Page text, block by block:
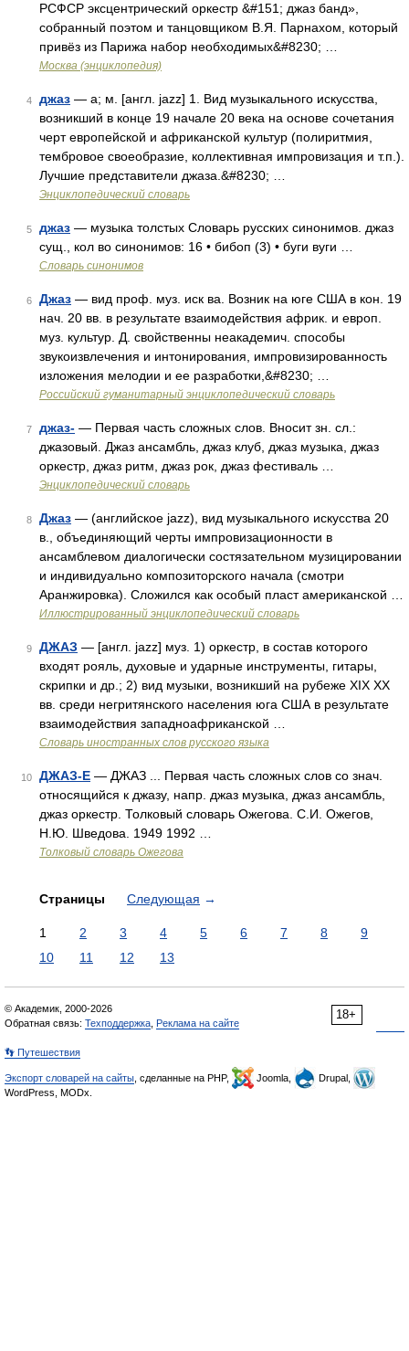
РСФСР эксцентрический оркестр &#151; джаз банд»,
собранный поэтом и танцовщиком В.Я. Парнахом, который
привёз из Парижа набор необходимых&#8230; …
Москва (энциклопедия)
4 джаз — а; м. [англ. jazz] 1. Вид музыкального искусства,
возникший в конце 19 начале 20 века на основе сочетания
черт европейской и африканской культур (полиритмия,
тембровое своеобразие, коллективная импровизация и т.п.).
Лучшие представители джаза.&#8230; …
Энциклопедический словарь
5 джаз — музыка толстых Словарь русских синонимов. джаз
сущ., кол во синонимов: 16 • бибоп (3) • буги вуги …
Словарь синонимов
6 Джаз — вид проф. муз. иск ва. Возник на юге США в кон. 19
нач. 20 вв. в результате взаимодействия африк. и европ.
муз. культур. Д. свойственны неакадемич. способы
звукоизвлечения и интонирования, импровизированность
изложения мелодии и ее разработки,&#8230; …
Российский гуманитарный энциклопедический словарь
7 джаз- — Первая часть сложных слов. Вносит зн. сл.:
джазовый. Джаз ансамбль, джаз клуб, джаз музыка, джаз
оркестр, джаз ритм, джаз рок, джаз фестиваль …
Энциклопедический словарь
8 Джаз — (английское jazz), вид музыкального искусства 20
в., объединяющий черты импровизационности в
ансамблевом диалогически состязательном музицировании
и индивидуально композиторского начала (смотри
Аранжировка). Сложился как особый пласт американской …
Иллюстрированный энциклопедический словарь
9 ДЖАЗ — [англ. jazz] муз. 1) оркестр, в состав которого
входят рояль, духовые и ударные инструменты, гитары,
скрипки и др.; 2) вид музыки, возникший на рубеже XIX XX
вв. среди негритянского населения юга США в результате
взаимодействия западноафриканской …
Словарь иностранных слов русского языка
10 ДЖАЗ-Е — ДЖАЗ ... Первая часть сложных слов со знач.
относящийся к джазу, напр. джаз музыка, джаз ансамбль,
джаз оркестр. Толковый словарь Ожегова. С.И. Ожегов,
Н.Ю. Шведова. 1949 1992 …
Толковый словарь Ожегова
Страницы Следующая →
1 2 3 4 5 6 7 8
9
10
11 12 13
18+
© Академик, 2000-2026
Обратная связь: Техподдержка Реклама на сайте
👣 Путешествия
Экспорт словарей на сайты , сделанные на PHP, Joomla,
Drupal,
WordPress, MODx.